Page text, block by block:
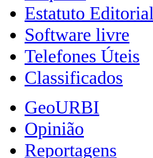
Estatuto Editorial
Software livre
Telefones Úteis
Classificados
GeoURBI
Opinião
Reportagens